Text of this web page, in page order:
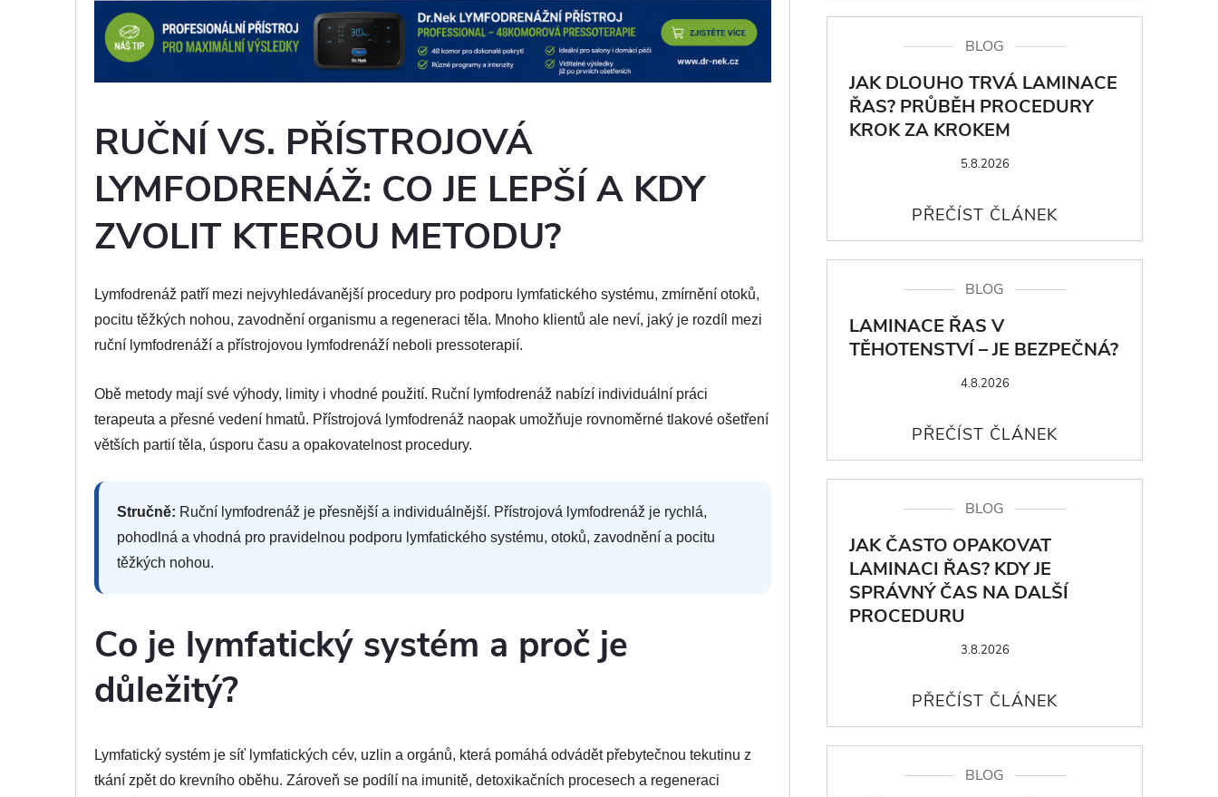
RUČNÍ VS. PŘÍSTROJOVÁ
LYMFODRENÁŽ: CO JE LEPŠÍ A KDY
ZVOLIT KTEROU METODU?
Lymfodrenáž patří mezi nejvyhledávanější procedury pro podporu lymfatického systému, zmírnění otoků,
pocitu těžkých nohou, zavodnění organismu a regeneraci těla. Mnoho klientů ale neví, jaký je rozdíl mezi
ruční lymfodrenáží a přístrojovou lymfodrenáží neboli pressoterapií.
Obě metody mají své výhody, limity i vhodné použití. Ruční lymfodrenáž nabízí individuální práci
terapeuta a přesné vedení hmatů. Přístrojová lymfodrenáž naopak umožňuje rovnoměrné tlakové ošetření
větších partií těla, úsporu času a opakovatelnost procedury.
Stručně: Ruční lymfodrenáž je přesnější a individuálnější. Přístrojová lymfodrenáž je rychlá,
pohodlná a vhodná pro pravidelnou podporu lymfatického systému, otoků, zavodnění a pocitu
těžkých nohou.
Co je lymfatický systém a proč je
důležitý?
Lymfatický systém je síť lymfatických cév, uzlin a orgánů, která pomáhá odvádět přebytečnou tekutinu z
tkání zpět do krevního oběhu. Zároveň se podílí na imunitě, detoxikačních procesech a regeneraci
BLOG
JAK DLOUHO TRVÁ LAMINACE
ŘAS? PRŮBĚH PROCEDURY
KROK ZA KROKEM
5.8.2026
BLOG
LAMINACE ŘAS V
TĚHOTENSTVÍ – JE BEZPEČNÁ?
4.8.2026
BLOG
JAK ČASTO OPAKOVAT
LAMINACI ŘAS? KDY JE
SPRÁVNÝ ČAS NA DALŠÍ
PROCEDURU
3.8.2026
BLOG